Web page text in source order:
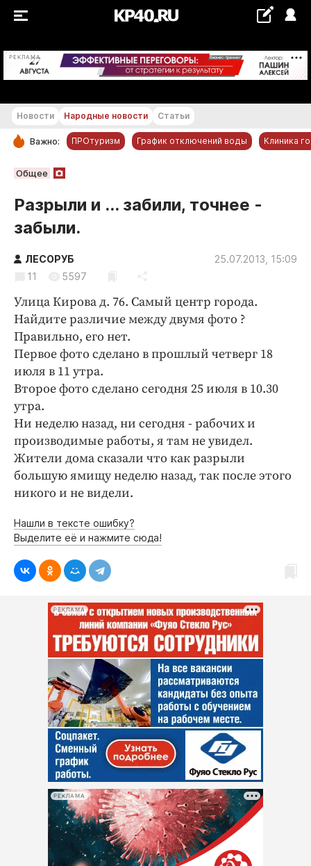
РЕКЛАМА +19...+20 °С
РУБРИКИ
Новости компаний
Статьи
Народные новости
Авто и транспорт
Благоустройство
Криминал
Культура
Недвижимость и ЖКХ
Образование
Погода
Праздники
Происшествия
Спорт
ПРОЕКТЫ
Блоги
Издания
Медиаперсона
Интересное чтиво
Клиника года
Бренд года
Работодатель года
Новости Народные новости Статьи
Важно: ПРОтуризм График отключений воды Клиника
Общее
Разрыли и ... забили, точнее -
забыли.
ЛЕСОРУБ
25.07.2013, 15:09
11
5597
Улица Кирова д. 76. Самый центр города.
Найдите различие между двумя фото ?
Правильно, его нет.
Первое фото сделано в прошлый четверг 18
июля в 11 утра.
Второе фото сделано сегодня 25 июля в 10.30
утра.
Ни неделю назад, ни сегодня - рабочих и
производимые работы, я там не увидел.
Жители дома сказали что как разрыли
большую ямищу неделю назад, так после этого
никого и не видели.
Нашли в тексте ошибку?
Выделите её и нажмите сюда!
РЕКЛАМА
РЕКЛАМА